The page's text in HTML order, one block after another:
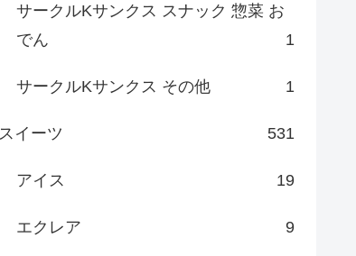
サークルKサンクス スナック 惣菜 お
でん
1
サークルKサンクス その他 1
スイーツ 531
アイス 19
エクレア 9